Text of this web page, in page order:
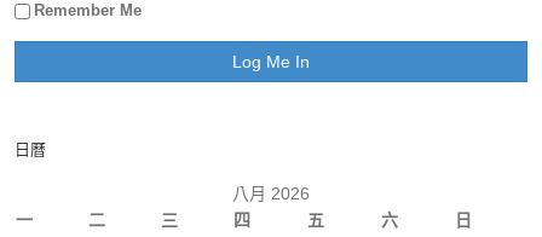
Remember Me
日曆
八月 2026
一
二 三 四 五 六 日